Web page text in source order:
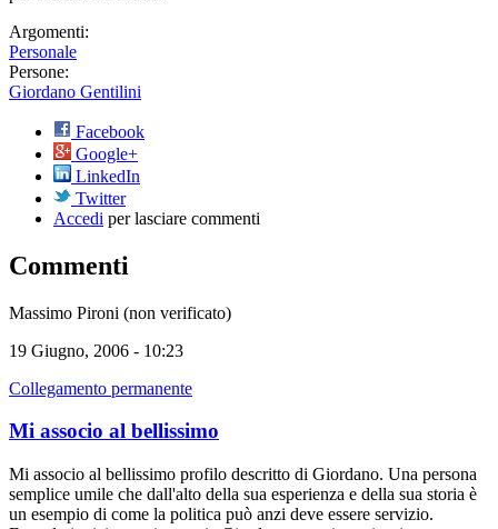
Argomenti:
Personale
Persone:
Giordano Gentilini
Facebook
Google+
LinkedIn
Twitter
Accedi per lasciare commenti
Commenti
Massimo Pironi (non verificato)
19 Giugno, 2006 - 10:23
Collegamento permanente
Mi associo al bellissimo
Mi associo al bellissimo profilo descritto di Giordano. Una persona
semplice umile che dall'alto della sua esperienza e della sua storia è
un esempio di come la politica può anzi deve essere servizio.